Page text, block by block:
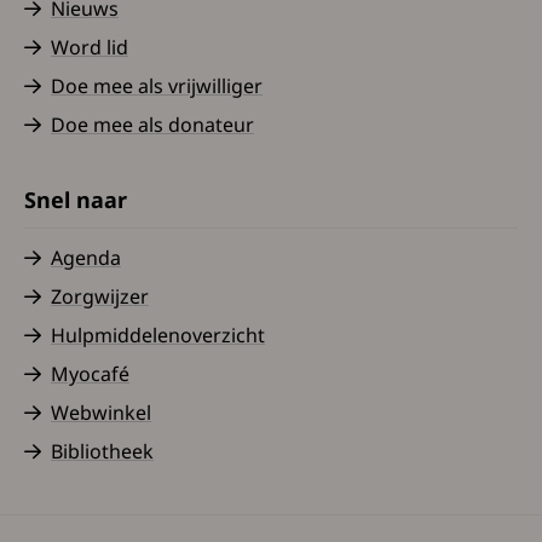
Nieuws
Word lid
Doe mee als vrijwilliger
Doe mee als donateur
Snel naar
Agenda
Zorgwijzer
Hulpmiddelenoverzicht
Myocafé
Webwinkel
Bibliotheek